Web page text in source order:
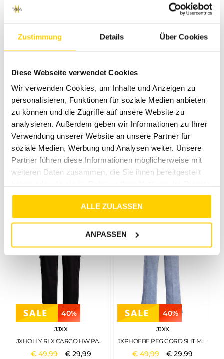
Zustimmung Details Über Cookies
Diese Webseite verwendet Cookies
Wir verwenden Cookies, um Inhalte und Anzeigen zu
personalisieren, Funktionen für soziale Medien anbieten
zu können und die Zugriffe auf unsere Website zu
analysieren. Außerdem geben wir Informationen zu Ihrer
Verwendung unserer Website an unsere Partner für
soziale Medien, Werbung und Analysen weiter. Unsere
Partner führen diese Informationen möglicherweise mit
weiteren Daten zusammen, die Sie ihnen bereitgestellt
gesammelt haben.
ALLE ZULASSEN
ANPASSEN
JJXX
JXSTUDIO VESTERBRO HW PANT SWT NOOS MORNING GLORY
€39 99
40%
JJXX
€ 49,99 €29,99
40%
JJXX
JXHOLLY RLX CARGO HW PANT PNT NOOS BLACK
€49,99 € 29,99
40%
JJXX
JXPHOEBE REG CORD SLIT MW PANT DAYBREAK
€49,99 €29,99